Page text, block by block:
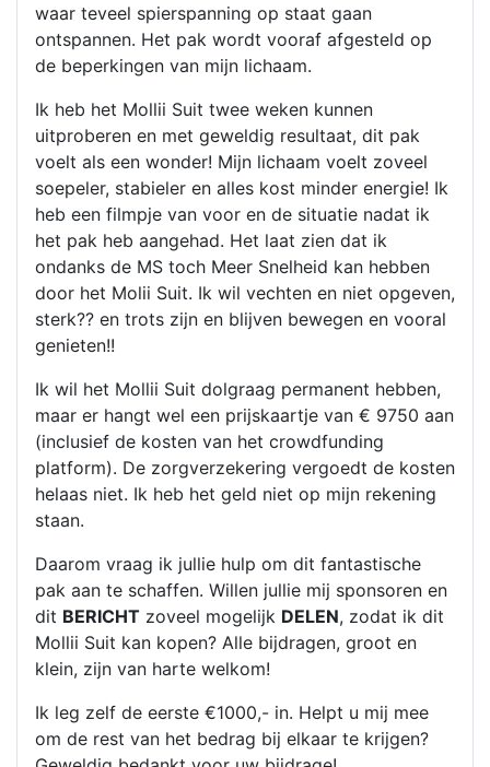
waar teveel spierspanning op staat gaan
ontspannen. Het pak wordt vooraf afgesteld op
de beperkingen van mijn lichaam.
Ik heb het Mollii Suit twee weken kunnen
uitproberen en met geweldig resultaat, dit pak
voelt als een wonder! Mijn lichaam voelt zoveel
soepeler, stabieler en alles kost minder energie! Ik
heb een filmpje van voor en de situatie nadat ik
het pak heb aangehad. Het laat zien dat ik
ondanks de MS toch Meer Snelheid kan hebben
door het Molii Suit. Ik wil vechten en niet opgeven,
sterk?? en trots zijn en blijven bewegen en vooral
genieten!!
Ik wil het Mollii Suit dolgraag permanent hebben,
maar er hangt wel een prijskaartje van € 9750 aan
(inclusief de kosten van het crowdfunding
platform). De zorgverzekering vergoedt de kosten
helaas niet. Ik heb het geld niet op mijn rekening
staan.
Daarom vraag ik jullie hulp om dit fantastische
pak aan te schaffen. Willen jullie mij sponsoren en
dit BERICHT zoveel mogelijk DELEN, zodat ik dit
Mollii Suit kan kopen? Alle bijdragen, groot en
klein, zijn van harte welkom!
Ik leg zelf de eerste €1000,- in. Helpt u mij mee
om de rest van het bedrag bij elkaar te krijgen?